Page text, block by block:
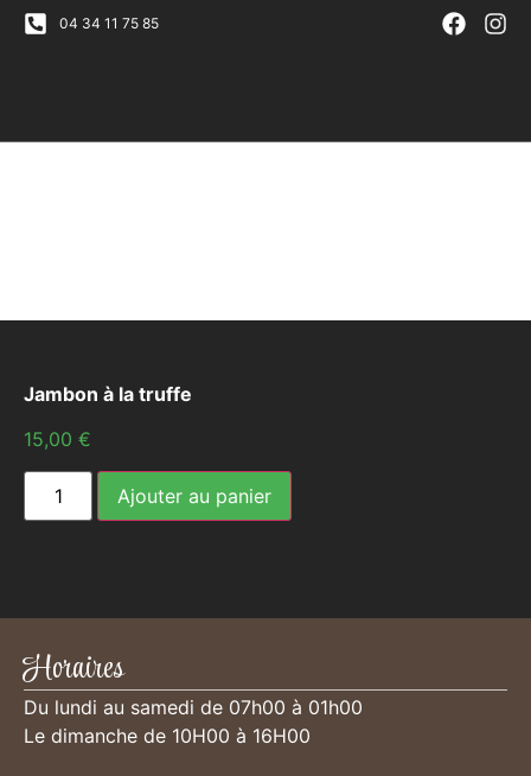
04 34 11 75 85
Jambon à la truffe
15,00 €
Ajouter au panier
Horaires
Du lundi au samedi de 07h00 à 01h00
Le dimanche de 10H00 à 16H00